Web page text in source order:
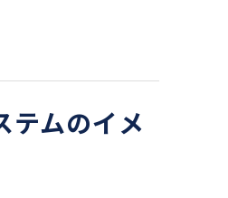
テムのイメ